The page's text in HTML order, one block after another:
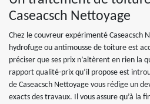
Caseacsch Nettoyage
Chez le couvreur expérimenté Caseacsch
hydrofuge ou antimousse de toiture est
préciser que ses prix n’altèrent en rien la
rapport qualité-prix qu’il propose est
de Caseacsch Nettoyage vous rédige un
exacts des travaux. Il vous assure qu’à la